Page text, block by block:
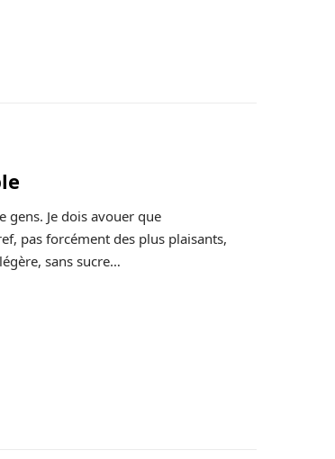
gens. Je dois avouer que
pas forcément des plus plaisants,
sans sucre…